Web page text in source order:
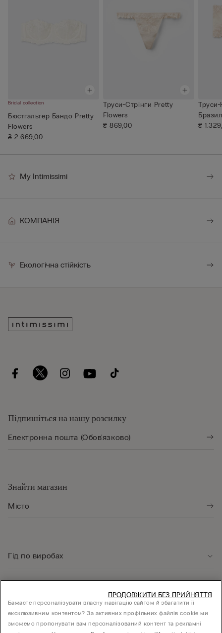
Bridal collection
Бюстгальтер Бандо Pretty
Flowers
₴ 2.669,00
Труси-Стрінги Pretty
Flowers
₴ 869,00
₴
My Intimissimi
КОМПАНІЯ
Екологічна стійкість
Підпишіться на нашу розсилку
Знайти магазин
Гід по виробах
Юридична інформація
Бажаєте персоналізувати власну навігацію сайтом й збагатити її
ексклюзивним контентом? За активних профільних файлів cookie ми
зможемо пропонувати вам персоналізований контент та рекламні
ПРОДОВЖИТИ БЕЗ ПРИЙНЯТТЯ